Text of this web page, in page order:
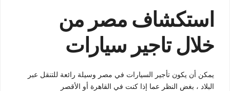
استكشاف مصر من
خلال تاجير سيارات
يمكن أن يكون تأجير السيارات في مصر وسيلة رائعة للتنقل عبر
البلاد ، بغض النظر عما إذا كنت في القاهرة أو الأقصر